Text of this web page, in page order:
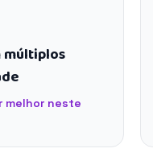
melhor neste